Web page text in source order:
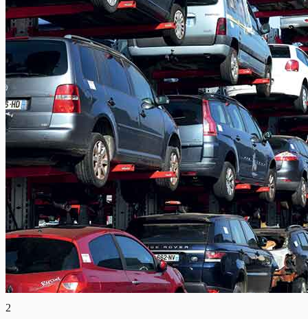
2